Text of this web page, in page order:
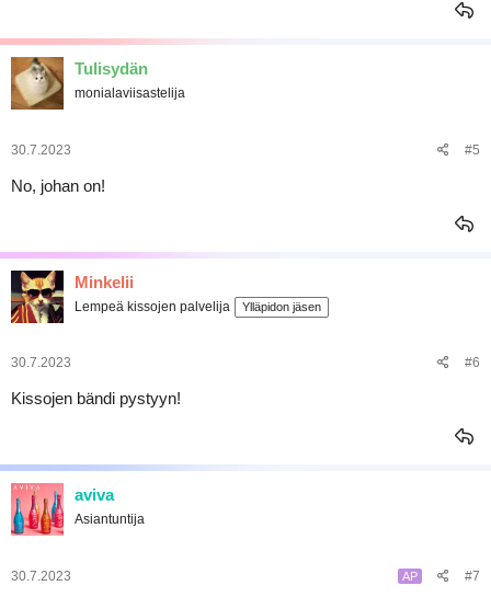
Tulisydän
monialaviisastelija
30.7.2023 #5
No, johan on!
Minkelii
Lempeä kissojen palvelija Ylläpidon jäsen
30.7.2023 #6
Kissojen bändi pystyyn!
aviva
Asiantuntija
30.7.2023 AP #7